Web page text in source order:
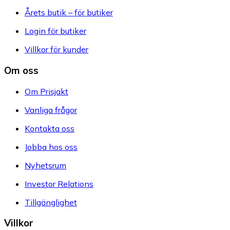
Årets butik – för butiker
Login för butiker
Villkor för kunder
Om oss
Om Prisjakt
Vanliga frågor
Kontakta oss
Jobba hos oss
Nyhetsrum
Investor Relations
Tillgänglighet
Villkor